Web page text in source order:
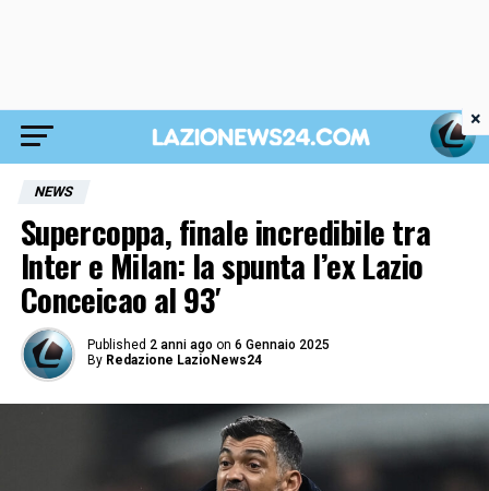
NEWS
Supercoppa, finale incredibile tra
Inter e Milan: la spunta l’ex Lazio
Conceicao al 93′
Published 2 anni ago on 6 Gennaio 2025
By Redazione LazioNews24
×